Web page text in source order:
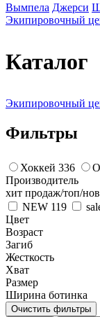
Вымпела Джерси
Экипировочный
Каталог
Экипировочный
Фильтры
Хоккей 336
Производитель
хит продаж/топ/
NEW 119
Цвет
Возраст
Загиб
Жесткость
Хват
Размер
Ширина ботинка
Очистить фильтры